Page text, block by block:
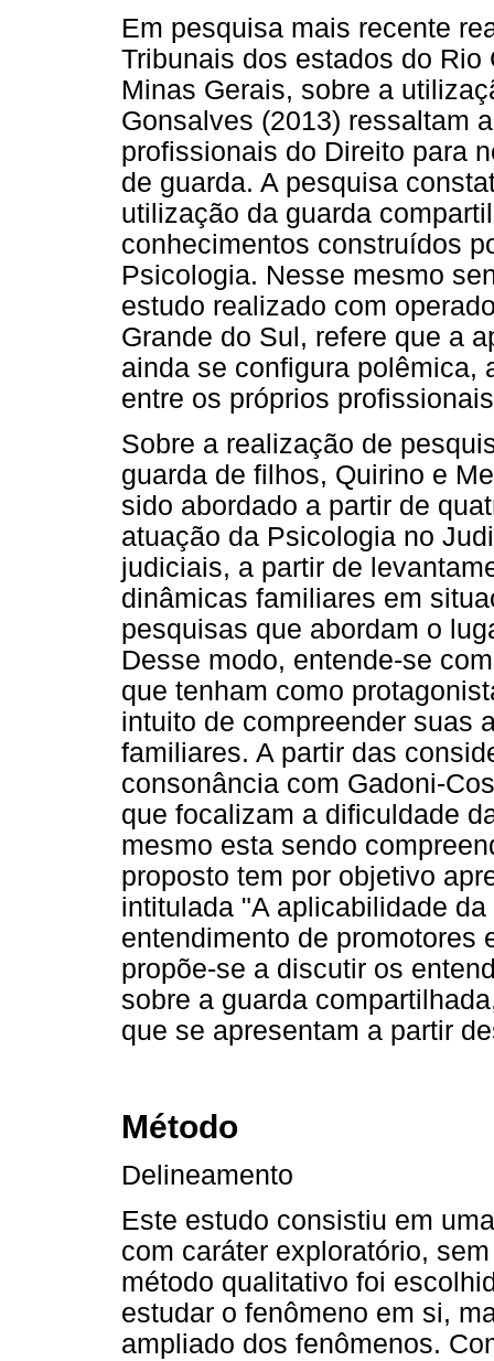
Em pesquisa mais recente
Tribunais dos estados do
Minas Gerais, sobre a
Gonsalves (2013) ressaltam
profissionais do Direito para
de guarda. A pesquisa
utilização da guarda
conhecimentos construídos
Psicologia. Nesse mesmo
estudo realizado com
Grande do Sul, refere que a
ainda se configura polêmica,
entre os próprios
Sobre a realização de
guarda de filhos, Quirino e
sido abordado a partir de
atuação da Psicologia no
judiciais, a partir de
dinâmicas familiares em
pesquisas que abordam o
Desse modo, entende-se
que tenham como
intuito de compreender suas
familiares. A partir das
consonância com Gadoni-
que focalizam a dificuldade
mesmo esta sendo
proposto tem por objetivo
intitulada "A aplicabilidade
entendimento de promotores
propõe-se a discutir os
sobre a guarda
que se apresentam a partir
Método
Delineamento
Este estudo consistiu em
com caráter exploratório,
método qualitativo foi
estudar o fenômeno em si,
ampliado dos fenômenos.